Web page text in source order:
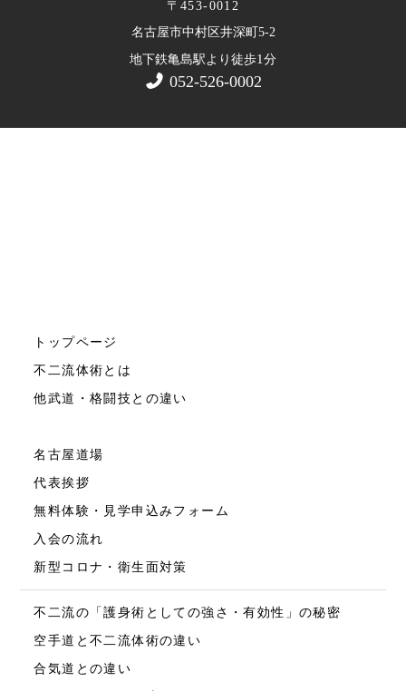
〒453-0012
名古屋市中村区井深町5-2
地下鉄亀島駅より徒歩1分
052-526-0002
トップページ
不二流体術とは
他武道・格闘技との違い
名古屋道場
代表挨拶
無料体験・見学申込みフォーム
入会の流れ
新型コロナ・衛生面対策
不二流の「護身術としての強さ・有効性」の秘密
空手道と不二流体術の違い
合気道との違い